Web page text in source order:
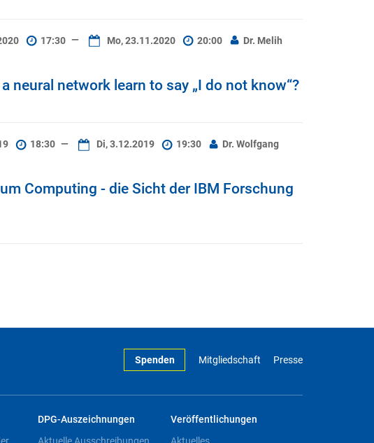
17:30 — Mo, 23.11.2020 20:00
Dr. Melih
neural network learn to say „I do not know“?
18:30 — Di, 3.12.2019 19:30
Dr. Wolfgang
Computing - die Sicht der IBM Forschung
Spenden Mitgliedschaft Presse
DPG-Auszeichnungen
Aktuelle Ausschreibungen
Veröffentlichungen
Aktuelles